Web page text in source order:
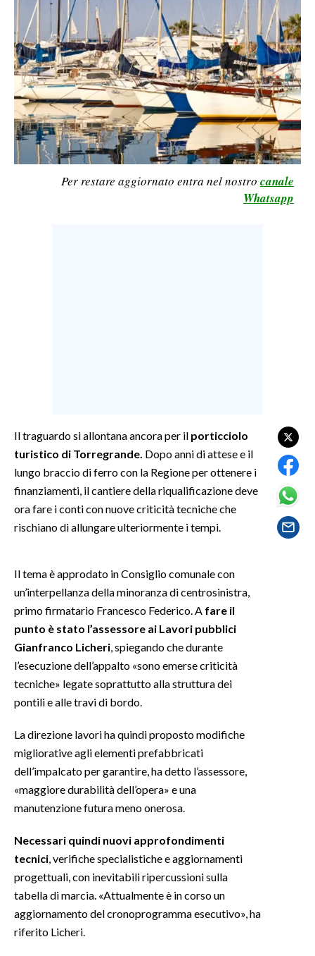
ITALIA
MONDO
POLITICA
ECONOMIA
SERVIZI ALLE IMPRESE
LAVORO
CULTURA
SPETTACOLI
GOSSIP
SARDEGNA TURISMO
SARDI NEL MONDO
NOTIZIE
#CARAUNIONE
INSULARITÀ
INFO AZIENDE
ABBONATI
ANNUNCI
NECROLOGI
PUBBLICITÀ
SPIAGGE
STORE
Per restare aggiornato entra nel nostro canale
Whatsapp
Il traguardo si allontana ancora per il porticciolo
turistico di Torregrande. Dopo anni di attese e il
lungo braccio di ferro con la Regione per ottenere i
finanziamenti, il cantiere della riqualificazione deve
ora fare i conti con nuove criticità tecniche che
rischiano di allungare ulteriormente i tempi.
Il tema è approdato in Consiglio comunale con
un’interpellanza della minoranza di centrosinistra,
primo firmatario Francesco Federico. A fare il
punto è stato l’assessore ai Lavori pubblici
Gianfranco Licheri , spiegando che durante
l’esecuzione dell’appalto «sono emerse criticità
tecniche» legate soprattutto alla struttura dei
pontili e alle travi di bordo.
La direzione lavori ha quindi proposto modifiche
migliorative agli elementi prefabbricati
dell’impalcato per garantire, ha detto l’assessore,
«maggiore durabilità dell’opera» e una
manutenzione futura meno onerosa.
Necessari quindi nuovi approfondimenti
tecnici , verifiche specialistiche e aggiornamenti
progettuali, con inevitabili ripercussioni sulla
tabella di marcia. «Attualmente è in corso un
aggiornamento del cronoprogramma esecutivo», ha
riferito Licheri.